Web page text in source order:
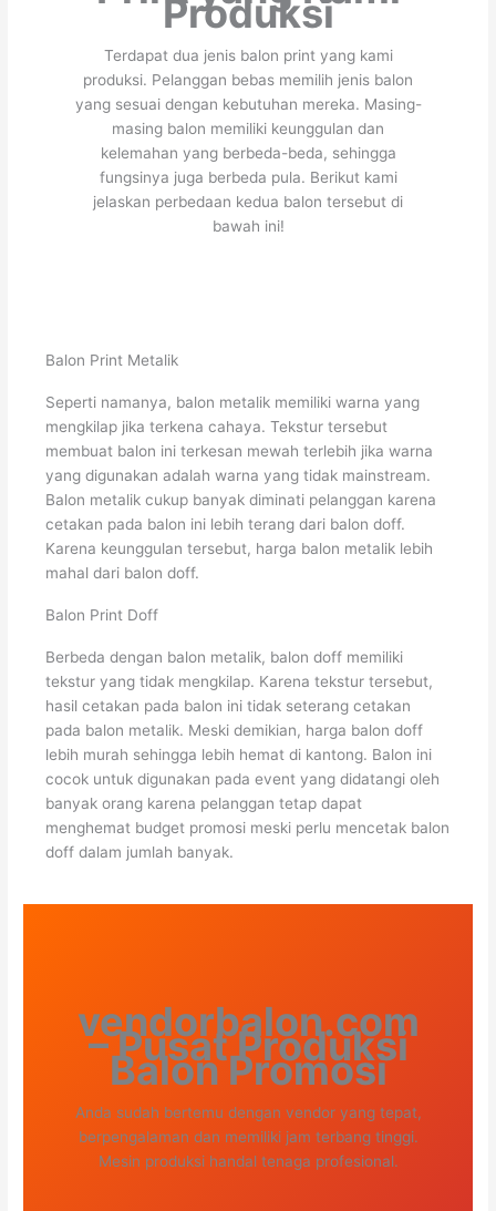
Produksi
Terdapat dua jenis balon print yang kami
produksi. Pelanggan bebas memilih jenis balon
yang sesuai dengan kebutuhan mereka. Masing-
masing balon memiliki keunggulan dan
kelemahan yang berbeda-beda, sehingga
fungsinya juga berbeda pula. Berikut kami
jelaskan perbedaan kedua balon tersebut di
bawah ini!
Balon Print Metalik
Seperti namanya, balon metalik memiliki warna yang
mengkilap jika terkena cahaya. Tekstur tersebut
membuat balon ini terkesan mewah terlebih jika warna
yang digunakan adalah warna yang tidak mainstream.
Balon metalik cukup banyak diminati pelanggan karena
cetakan pada balon ini lebih terang dari balon doff.
Karena keunggulan tersebut, harga balon metalik lebih
mahal dari balon doff.
Balon Print Doff
Berbeda dengan balon metalik, balon doff memiliki
tekstur yang tidak mengkilap. Karena tekstur tersebut,
hasil cetakan pada balon ini tidak seterang cetakan
pada balon metalik. Meski demikian, harga balon doff
lebih murah sehingga lebih hemat di kantong. Balon ini
cocok untuk digunakan pada event yang didatangi oleh
banyak orang karena pelanggan tetap dapat
menghemat budget promosi meski perlu mencetak balon
doff dalam jumlah banyak.
vendorbalon.com
– Pusat Produksi
Balon Promosi
Anda sudah bertemu dengan vendor yang tepat,
berpengalaman dan memiliki jam terbang tinggi.
Mesin produksi handal tenaga profesional.